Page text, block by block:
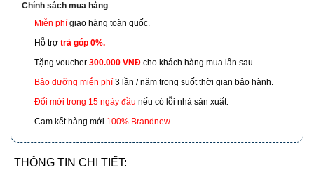
173 Nguyễn Thái Bình, Phường 4, Quận Tân Bình, Hồ
Chí Minh
601 Hoàng Liên, TP Lào Cai
Chính sách mua hàng
Miễn phí giao hàng toàn quốc.
Hỗ trợ trả góp 0%.
Tặng voucher 300.000 VNĐ cho khách hàng mua lần sau.
Bảo dưỡng miễn phí 3 lần / năm trong suốt thời gian bảo hành.
Đổi mới trong 15 ngày đầu nếu có lỗi nhà sản xuất.
Cam kết hàng mới 100% Brandnew.
THÔNG TIN CHI TIẾT: